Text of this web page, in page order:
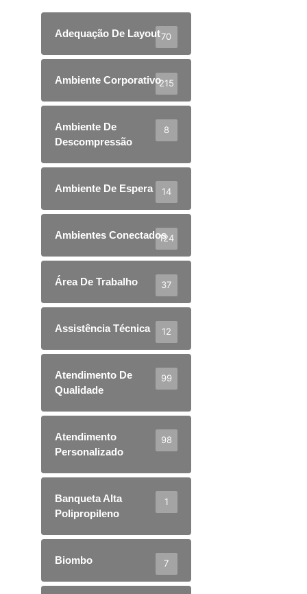
Adequação De Layout70
Ambiente Corporativo215
Ambiente De
Descompressão
8
Ambiente De Espera 14
Ambientes Conectados124
Área De Trabalho 37
Assistência Técnica 12
Atendimento De
Qualidade
99
Atendimento
Personalizado
98
Banqueta Alta
Polipropileno
1
Biombo 7